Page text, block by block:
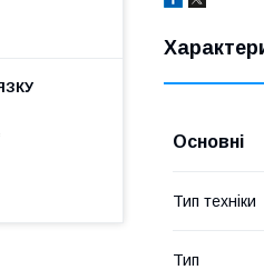
Основні
Тип техніки
Тип